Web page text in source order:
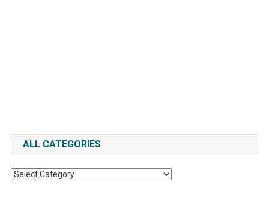
ALL CATEGORIES
All